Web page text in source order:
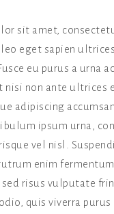
sit amet,
eget sapien
eu purus a urna
non ante ultrices
adipiscing
ipsum urna,
vel nisl.
enim
risus vulputate
quis viverra purus